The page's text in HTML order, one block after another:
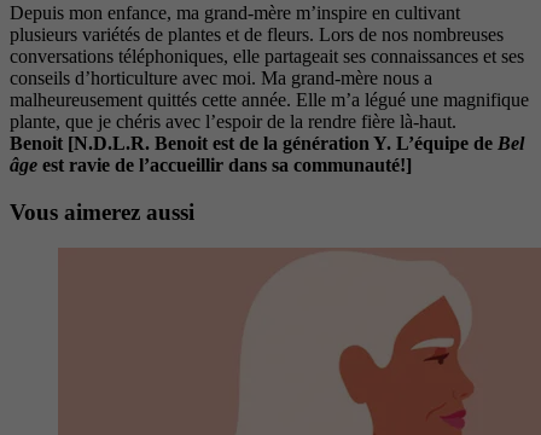
Depuis mon enfance, ma grand-mère m’inspire en cultivant
plusieurs variétés de plantes et de fleurs. Lors de nos nombreuses
conversations téléphoniques, elle partageait ses connaissances et ses
conseils d’horticulture avec moi. Ma grand-mère nous a
malheureusement quittés cette année. Elle m’a légué une magnifique
plante, que je chéris avec l’espoir de la rendre fière là-haut.
Benoit [N.D.L.R. Benoit est de la génération Y. L’équipe de Bel
âge est ravie de l’accueillir dans sa communauté!]
Vous aimerez aussi